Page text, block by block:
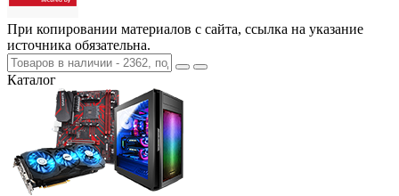
При копировании материалов с сайта, ссылка на указание
источника обязательна.
Каталог